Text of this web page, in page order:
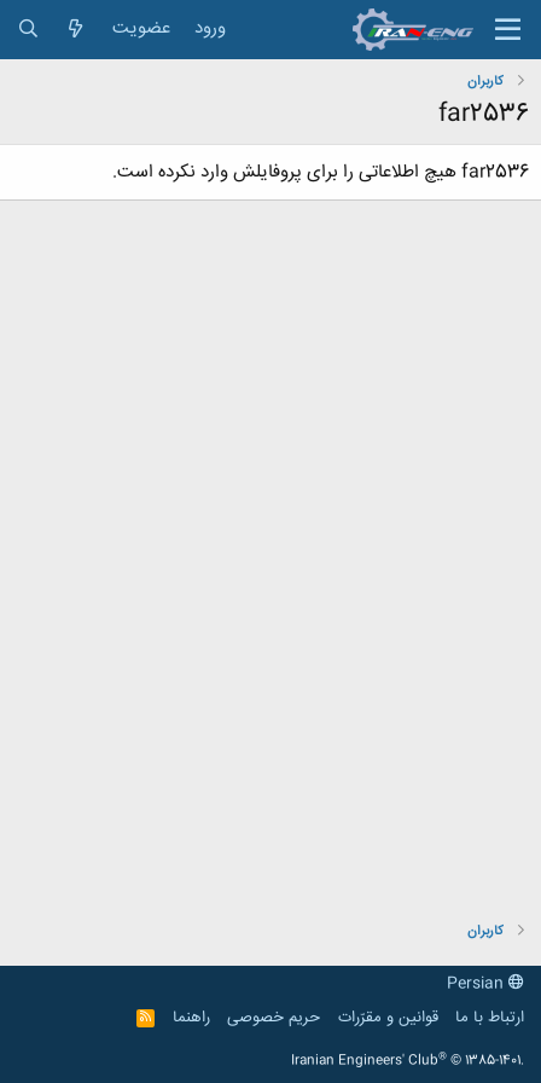
ورود عضویت
کاربران
far2536
far2536 هیچ اطلاعاتی را برای پروفایلش وارد نکرده است.
کاربران
ارتباط با ما
قوانین و مقرّرات حریم خصوصی راهنما
R
S
Iranian Engineers' Club® © 1385-1401.